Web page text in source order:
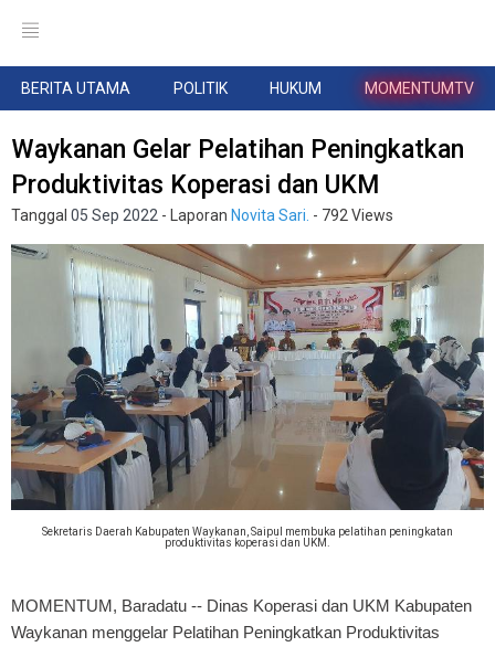
BERITA UTAMA POLITIK HUKUM MOMENTUMTV
Waykanan Gelar Pelatihan Peningkatkan
Produktivitas Koperasi dan UKM
Tanggal 05 Sep 2022 - Laporan Novita Sari. - 792 Views
Sekretaris Daerah Kabupaten Waykanan, Saipul membuka pelatihan peningkatan
produktivitas koperasi dan UKM.
MOMENTUM, Baradatu -- Dinas Koperasi dan UKM Kabupaten
Waykanan menggelar Pelatihan Peningkatkan Produktivitas